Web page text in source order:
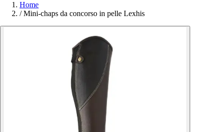
Home
/ Mini-chaps da concorso in pelle Lexhis